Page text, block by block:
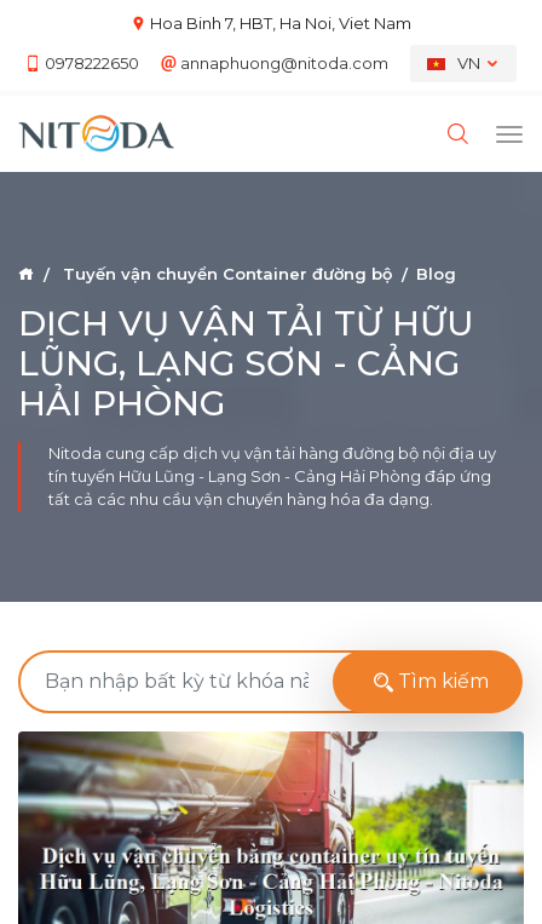
Hoa Binh 7, HBT, Ha Noi, Viet Nam
0978222650 annaphuong@nitoda.com VN
Tuyến vận chuyển Container đường bộ Blog
DỊCH VỤ VẬN TẢI TỪ HỮU
LŨNG, LẠNG SƠN - CẢNG
HẢI PHÒNG
Nitoda cung cấp dịch vụ vận tải hàng đường bộ nội địa uy
tín tuyến Hữu Lũng - Lạng Sơn - Cảng Hải Phòng đáp ứng
tất cả các nhu cầu vận chuyển hàng hóa đa dạng.
Tìm kiếm